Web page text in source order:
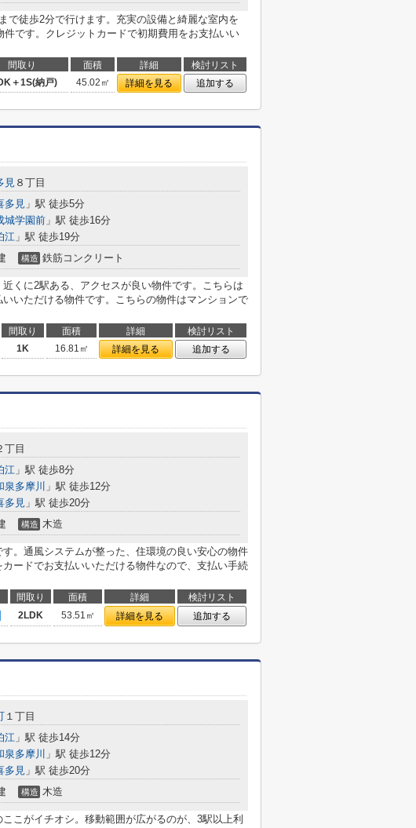
で徒歩2分で行けます。充実の設備と綺麗な室内を
件です。クレジットカードで初期費用をお支払いい
間取り 面積 詳細
検討リスト
＋1S(納戸) 45.02㎡ 詳細を見る 追加する
見 ８丁目
多見 」駅 徒歩5分
城学園前 」駅 徒歩16分
江 」駅 徒歩19分
構造 鉄筋コンクリート
くに2駅ある、アクセスが良い物件です。こちらは
いただける物件です。こちらの物件はマンションで
間取り 面積 詳細
検討リスト
1K 16.81㎡ 詳細を見る 追加する
丁目
江 」駅 徒歩8分
泉多摩川 」駅 徒歩12分
多見 」駅 徒歩20分
構造 木造
。通風システムが整った、住環境の良い安心の物件
ードでお支払いいただける物件なので、支払い手続
間取り 面積 詳細
検討リスト
2LDK 53.51㎡ 詳細を見る 追加する
１丁目
江 」駅 徒歩14分
泉多摩川 」駅 徒歩12分
多見 」駅 徒歩20分
構造 木造
ここがイチオシ。移動範囲が広がるのが、3駅以上利